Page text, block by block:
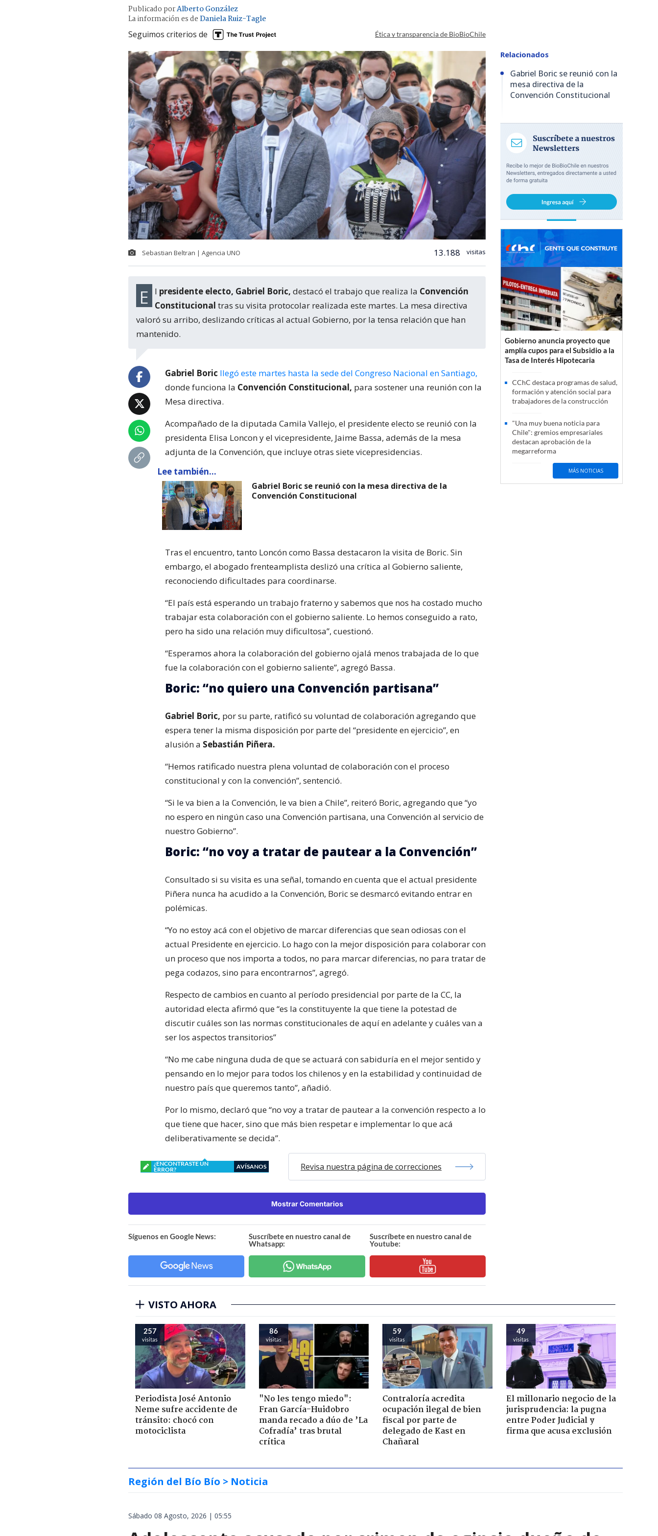
Publicado porAlberto González
La información es de Daniela Ruiz-Tagle
Seguimos criterios de Ética y transparencia de BioBioChile
Sebastian Beltran | Agencia UNO 13.188 visitas
El presidente electo, Gabriel Boric, destacó el trabajo que realiza la Convención
Constitucional tras su visita protocolar realizada este martes. La mesa directiva
valoró su arribo, deslizando críticas al actual Gobierno, por la tensa relación que han
mantenido.
Gabriel Boric llegó este martes hasta la sede del Congreso Nacional en Santiago,
donde funciona la Convención Constitucional, para sostener una reunión con la
Mesa directiva.
Acompañado de la diputada Camila Vallejo, el presidente electo se reunió con la
presidenta Elisa Loncon y el vicepresidente, Jaime Bassa, además de la mesa
adjunta de la Convención, que incluye otras siete vicepresidencias.
Lee también...
Gabriel Boric se reunió con la mesa directiva de la
Convención Constitucional
Tras el encuentro, tanto Loncón como Bassa destacaron la visita de Boric. Sin
embargo, el abogado frenteamplista deslizó una crítica al Gobierno saliente,
reconociendo dificultades para coordinarse.
“El país está esperando un trabajo fraterno y sabemos que nos ha costado mucho
trabajar esta colaboración con el gobierno saliente. Lo hemos conseguido a rato,
pero ha sido una relación muy dificultosa”, cuestionó.
“Esperamos ahora la colaboración del gobierno ojalá menos trabajada de lo que
fue la colaboración con el gobierno saliente”, agregó Bassa.
Boric: “no quiero una Convención partisana”
Gabriel Boric, por su parte, ratificó su voluntad de colaboración agregando que
espera tener la misma disposición por parte del “presidente en ejercicio”, en
alusión a Sebastián Piñera.
“Hemos ratificado nuestra plena voluntad de colaboración con el proceso
constitucional y con la convención”, sentenció.
“Si le va bien a la Convención, le va bien a Chile”, reiteró Boric, agregando que “yo
no espero en ningún caso una Convención partisana, una Convención al servicio de
nuestro Gobierno”.
Boric: “no voy a tratar de pautear a la Convención”
Consultado si su visita es una señal, tomando en cuenta que el actual presidente
Piñera nunca ha acudido a la Convención, Boric se desmarcó evitando entrar en
polémicas.
“Yo no estoy acá con el objetivo de marcar diferencias que sean odiosas con el
actual Presidente en ejercicio. Lo hago con la mejor disposición para colaborar con
un proceso que nos importa a todos, no para marcar diferencias, no para tratar de
pega codazos, sino para encontrarnos”, agregó.
Respecto de cambios en cuanto al período presidencial por parte de la CC, la
autoridad electa afirmó que “es la constituyente la que tiene la potestad de
discutir cuáles son las normas constitucionales de aquí en adelante y cuáles van a
ser los aspectos transitorios”
“No me cabe ninguna duda de que se actuará con sabiduría en el mejor sentido y
pensando en lo mejor para todos los chilenos y en la estabilidad y continuidad de
nuestro país que queremos tanto”, añadió.
Por lo mismo, declaró que “no voy a tratar de pautear a la convención respecto a lo
que tiene que hacer, sino que más bien respetar e implementar lo que acá
deliberativamente se decida”.
¿ENCONTRASTE UN
ERROR?
AVÍSANOS Revisa nuestra página de correcciones
Mostrar Comentarios
Síguenos en Google News:
Suscríbete en nuestro canal de
Whatsapp:
Suscríbete en nuestro canal de
Youtube:
Relacionados
Gabriel Boric se reunió con la
mesa directiva de la
Convención Constitucional
Gobierno anuncia proyecto que
amplía cupos para el Subsidio a la
Tasa de Interés Hipotecaria
CChC destaca programas de salud,
formación y atención social para
trabajadores de la construcción
"Una muy buena noticia para
Chile": gremios empresariales
destacan aprobación de la
megarreforma
MÁS NOTICIAS
VISTO AHORA
257
visitas
Periodista José Antonio
Neme sufre accidente de
tránsito: chocó con
motociclista
86
visitas
"No les tengo miedo":
Fran García-Huidobro
manda recado a dúo de ’La
Cofradía’ tras brutal
crítica
59
visitas
Contraloría acredita
ocupación ilegal de bien
fiscal por parte de
delegado de Kast en
Chañaral
49
visitas
El millonario negocio de la
jurisprudencia: la pugna
entre Poder Judicial y
firma que acusa exclusión
Región del Bío Bío > Noticia
Sábado 08 Agosto, 2026 | 05:55